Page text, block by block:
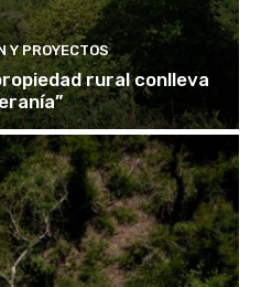
Y PROYECTOS
rural conlleva